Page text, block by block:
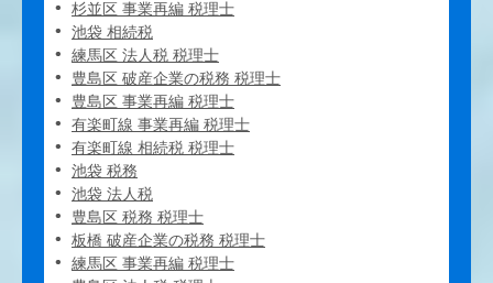
杉並区 事業再編 税理士
池袋 相続税
練馬区 法人税 税理士
豊島区 破産企業の税務 税理士
豊島区 事業再編 税理士
有楽町線 事業再編 税理士
有楽町線 相続税 税理士
池袋 税務
池袋 法人税
豊島区 税務 税理士
板橋 破産企業の税務 税理士
練馬区 事業再編 税理士